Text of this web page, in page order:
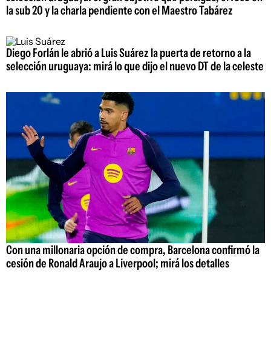
la sub 20 y la charla pendiente con el Maestro Tabárez
Diego Forlán le abrió a Luis Suárez la puerta de retorno a la
selección uruguaya: mirá lo que dijo el nuevo DT de la celeste
Con una millonaria opción de compra, Barcelona confirmó la
cesión de Ronald Araujo a Liverpool; mirá los detalles